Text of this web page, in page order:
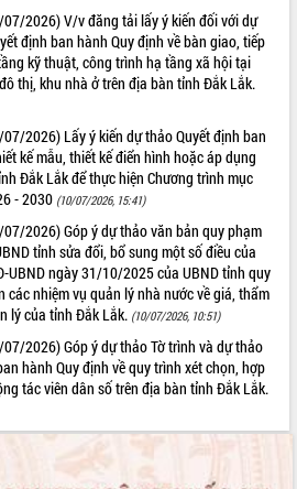
đột
trong
số
hạ
Kỷ
thực
bố
Đắk
2026) V/v đăng tải lấy ý kiến đối với dự
định ban hành Quy định về bàn giao, tiếp
kỹ thuật, công trình hạ tầng xã hội tại
thị, khu nhà ở trên địa bàn tỉnh Đắk Lắk.
2026) Lấy ý kiến dự thảo Quyết định ban
kế mẫu, thiết kế điển hình hoặc áp dụng
Đắk Lắk để thực hiện Chương trình mục
- 2030 (10/07/2026, 15:41)
2026) Góp ý dự thảo văn bản quy phạm
tỉnh sửa đổi, bổ sung một số điều của
UBND ngày 31/10/2025 của UBND tỉnh quy
các nhiệm vụ quản lý nhà nước về giá, thẩm
lý của tỉnh Đắk Lắk. (10/07/2026, 10:51)
2026) Góp ý dự thảo Tờ trình và dự thảo
hành Quy định về quy trình xét chọn, hợp
tác viên dân số trên địa bàn tỉnh Đắk Lắk.